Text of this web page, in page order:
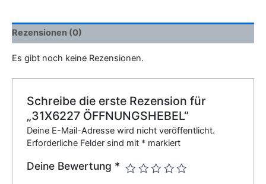
Rezensionen (0)
Es gibt noch keine Rezensionen.
Schreibe die erste Rezension für
„31X6227 ÖFFNUNGSHEBEL“
Deine E-Mail-Adresse wird nicht veröffentlicht.
Erforderliche Felder sind mit * markiert
Deine Bewertung *